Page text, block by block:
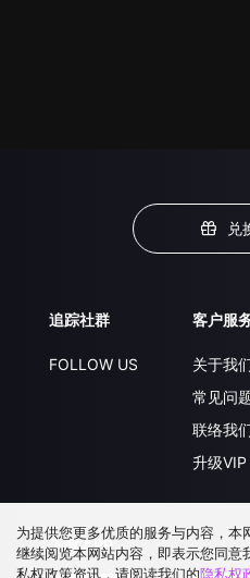
兑
追踪社群
FOLLOW US
客户服
关于我
常见问
联络我
升级VIP
下载 APP
为提供您更多优质的服务与内容，
继续阅览本网站内容，即表示您同
私权政策资讯，请阅读我们的隐私权